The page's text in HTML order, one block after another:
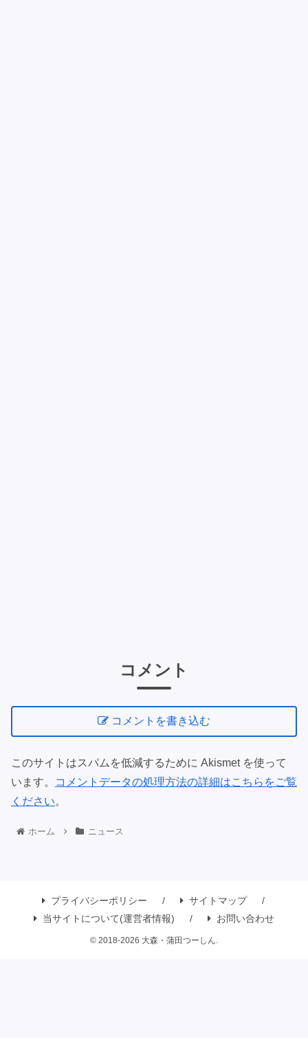
コメント
コメントを書き込む
このサイトはスパムを低減するために Akismet を使って
います。
コメントデータの処理方法の詳細はこちらをご覧
ください。
ホーム ニュース
プライバシーポリシー
サイトマップ
当サイトについて(運営者情報)
お問い合わせ
© 2018-2026 大森・蒲田つーしん.